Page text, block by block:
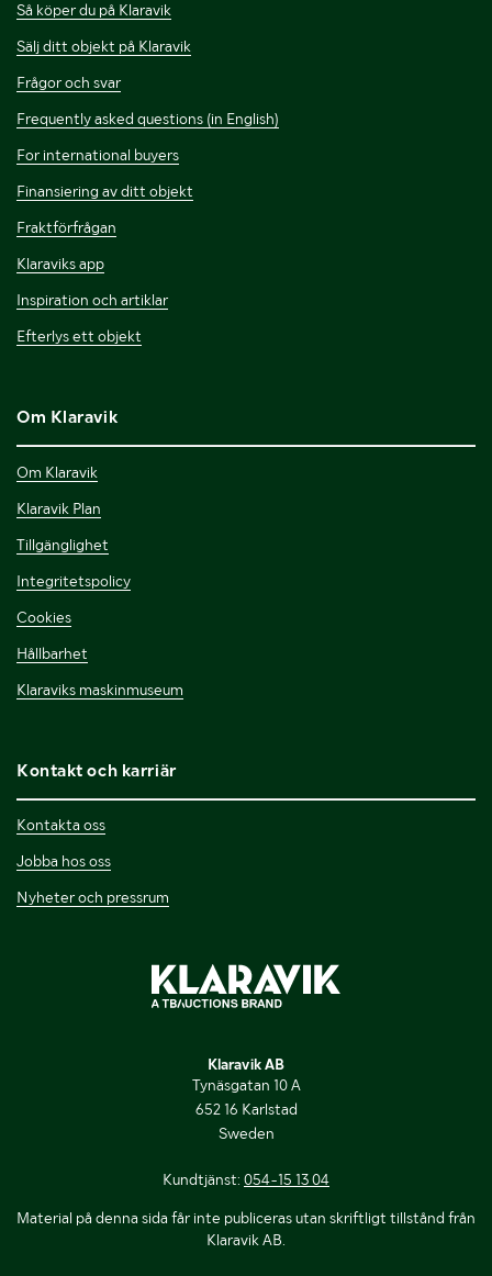
Så köper du på Klaravik
Sälj ditt objekt på Klaravik
Frågor och svar
Frequently asked questions (in English)
For international buyers
Finansiering av ditt objekt
Fraktförfrågan
Klaraviks app
Inspiration och artiklar
Efterlys ett objekt
Om Klaravik
Om Klaravik
Klaravik Plan
Tillgänglighet
Integritetspolicy
Cookies
Hållbarhet
Klaraviks maskinmuseum
Kontakt och karriär
Kontakta oss
Jobba hos oss
Nyheter och pressrum
Klaravik AB
Tynäsgatan 10 A
652 16 Karlstad
Sweden
Kundtjänst: 054-15 13 04
Material på denna sida får inte publiceras utan skriftligt tillstånd från
Klaravik AB.